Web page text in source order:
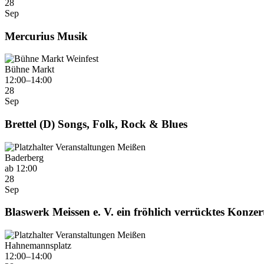
28
Sep
Mercurius Musik
Bühne Markt
12:00–14:00
28
Sep
Brettel (D) Songs, Folk, Rock & Blues
Baderberg
ab 12:00
28
Sep
Blaswerk Meissen e. V. ein fröhlich verrücktes
Hahnemannsplatz
12:00–14:00